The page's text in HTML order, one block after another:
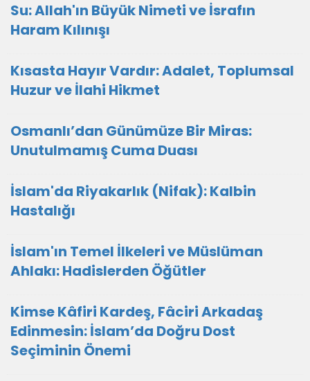
Su: Allah'ın Büyük Nimeti ve İsrafın
Haram Kılınışı
Kısasta Hayır Vardır: Adalet, Toplumsal
Huzur ve İlahi Hikmet
Osmanlı’dan Günümüze Bir Miras:
Unutulmamış Cuma Duası
İslam'da Riyakarlık (Nifak): Kalbin
Hastalığı
İslam'ın Temel İlkeleri ve Müslüman
Ahlakı: Hadislerden Öğütler
Kimse Kâfiri Kardeş, Fâciri Arkadaş
Edinmesin: İslam’da Doğru Dost
Seçiminin Önemi